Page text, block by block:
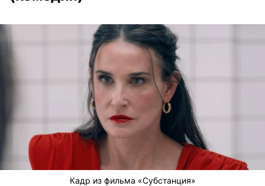
Кадр из фильма «Субстанция»